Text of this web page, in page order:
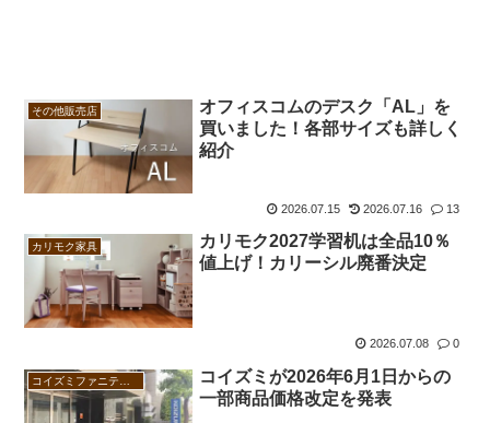
その他販売店
オフィスコムのデスク「AL」を
買いました！各部サイズも詳しく
紹介
2026.07.15 2026.07.16 13
カリモク家具
カリモク2027学習机は全品10％
値上げ！カリーシル廃番決定
2026.07.08 0
コイズミファニテック
コイズミが2026年6月1日からの
一部商品価格改定を発表